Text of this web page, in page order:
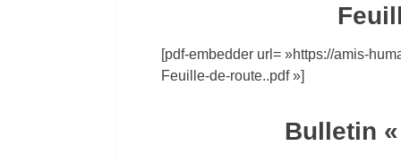
[pdf-embedder url= »https://amis-
Feuille-de-route..pdf »]
Bulletin